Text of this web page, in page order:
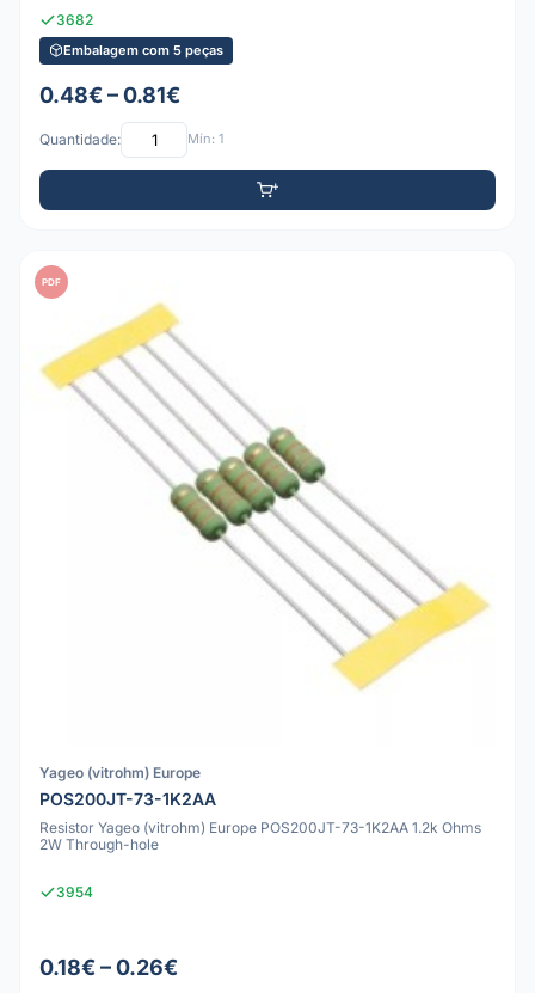
3682
Embalagem com 5 peças
0.48€ – 0.81€
Quantidade: Mín: 1
PDF
Yageo (vitrohm) Europe
POS200JT-73-1K2AA
Resistor Yageo (vitrohm) Europe POS200JT-73-1K2AA 1.2k Ohms
2W Through-hole
3954
0.18€ – 0.26€